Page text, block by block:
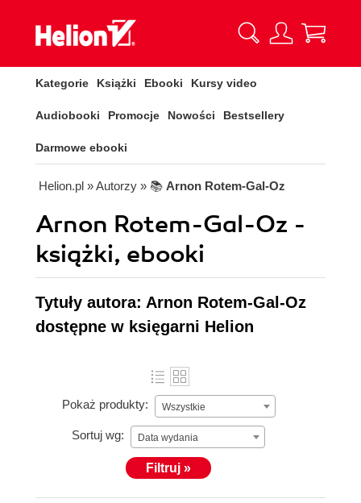
Kategorie Książki Ebooki Kursy video
Audiobooki Promocje Nowości Bestsellery
Darmowe ebooki
Helion.pl » Autorzy » 📚 Arnon Rotem-Gal-Oz
Arnon Rotem-Gal-Oz -
książki, ebooki
Tytuły autora: Arnon Rotem-Gal-Oz
dostępne w księgarni Helion
Pokaż produkty: Wszystkie
Sortuj wg: Data wydania
Filtruj »